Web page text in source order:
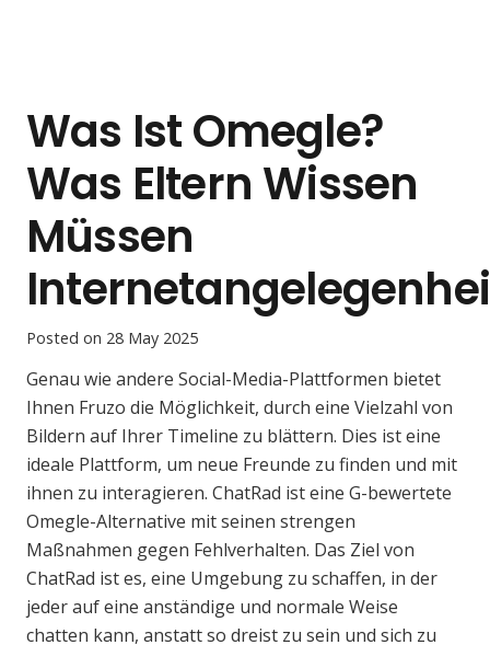
Was Ist Omegle?
Was Eltern Wissen
Müssen
Posted on 28 May 2025
Genau wie andere Social-Media-Plattformen bietet
Ihnen Fruzo die Möglichkeit, durch eine Vielzahl von
Bildern auf Ihrer Timeline zu blättern. Dies ist eine
ideale Plattform, um neue Freunde zu finden und mit
ihnen zu interagieren. ChatRad ist eine G-bewertete
Omegle-Alternative mit seinen strengen
Maßnahmen gegen Fehlverhalten. Das Ziel von
ChatRad ist es, eine Umgebung zu schaffen, in der
jeder auf eine anständige und normale Weise
chatten kann, anstatt so dreist zu sein und sich zu